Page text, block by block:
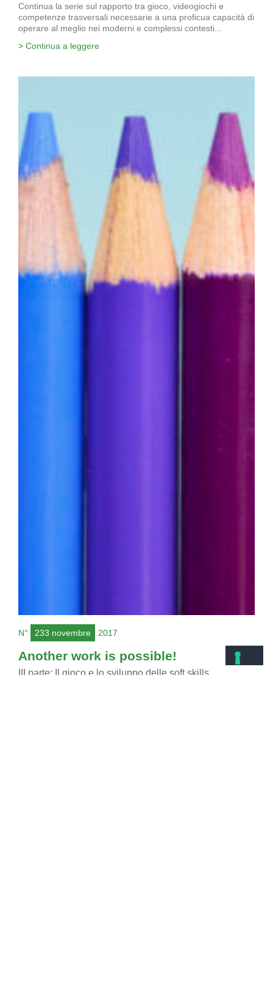
Continua la serie sul rapporto tra gioco, videogiochi e
competenze trasversali necessarie a una proficua capacità di
operare al meglio nei moderni e complessi contesti...
> Continua a leggere
N° 233 novembre 2017
Another work is possible!
III parte: Il gioco e lo sviluppo delle soft skills